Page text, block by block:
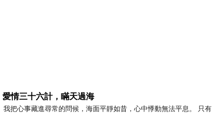
愛情三十六計，瞞天過海
我把心事藏進尋常的問候，海面平靜如昔，心中悸動無法平息。 只有